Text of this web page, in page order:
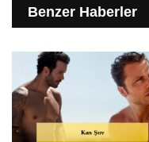
Benzer Haberler